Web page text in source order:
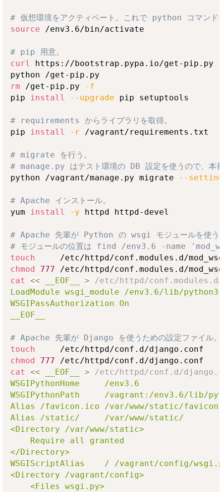
# 仮想環境をアクティベート。これで python コマン
source /env3.6/bin/activate
# pip 用意。
curl https://bootstrap.pypa.io/get-pip.py
rm /get-pip.py
-f
pip install --upgrade pip setuptools
# requirements からライブラリを取得。
pip install -r /vagrant/requirements.txt
# migrate を行う。
# manage.py はテスト環境の DB 設定を使うので、本
python /vagrant/manage.py migrate
--
# Apache インストール。
yum install -y httpd httpd-devel
# Apache 先輩が Python の wsgi モジュールを使う
# モジュールの位置は find /env3.6 -name
touch
chmod
777
cat
<< __EOF__ > /etc/httpd/conf.modules.d/
LoadModule wsgi_module /env3.6/lib/
WSGIPassAuthorization On
__EOF__
# Apache 先輩が Django を使うための設定ファイル。
touch
chmod
777
cat
<< __EOF__ > /etc/httpd/conf.d/
WSGIPythonHome     /env3.6
WSGIPythonPath     /vagrant:/env3.6/lib/
Alias /favicon.ico /var/www/static/
Alias /static/     /var/www/static/
<Directory /var/www/static>
    Require all granted
</Directory>
WSGIScriptAlias    / /vagrant/config/
<Directory /vagrant/config>
    <Files wsgi.py>